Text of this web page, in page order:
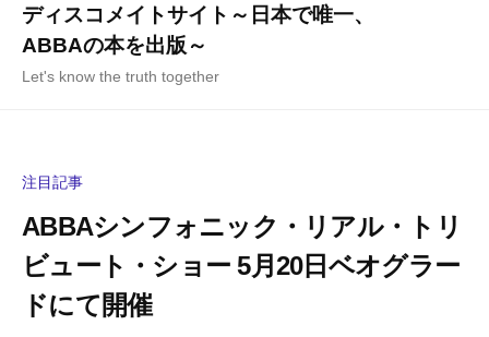
ディスコメイトサイト～日本で唯一、
ABBAの本を出版～
Let's know the truth together
注目記事
ABBAシンフォニック・リアル・トリ
ビュート・ショー 5月20日ベオグラー
ドにて開催